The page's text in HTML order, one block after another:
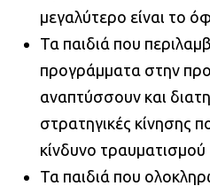
μεγαλύτερο είναι το
Τα παιδιά που
προγράμματα στην
αναπτύσσουν και
στρατηγικές κίνησης
κίνδυνο τραυματισμού
Τα παιδιά που